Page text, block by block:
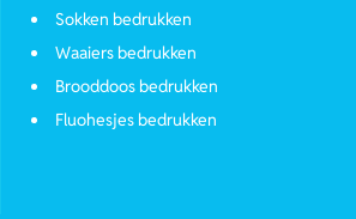
Sokken bedrukken
Waaiers bedrukken
Brooddoos bedrukken
Fluohesjes bedrukken